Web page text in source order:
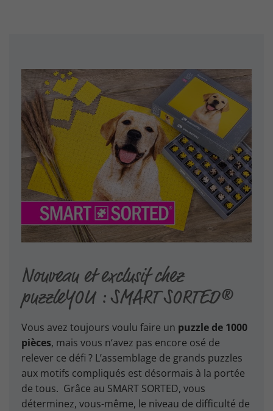
Nouveau et exclusif chez
puzzleYOU : SMART SORTED®
Vous avez toujours voulu faire un puzzle de 1000
pièces, mais vous n‘avez pas encore osé de
relever ce défi ? L’assemblage de grands puzzles
aux motifs compliqués est désormais à la portée
de tous. Grâce au SMART SORTED, vous
déterminez, vous-même, le niveau de difficulté de